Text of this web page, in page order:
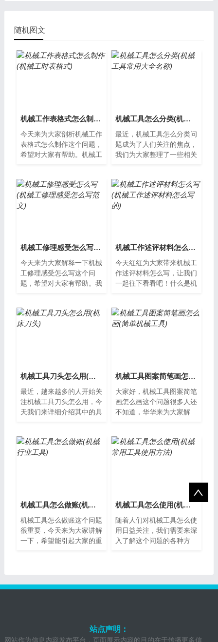
随机图文
机械工作表格式怎么制作(机械工时表格式)
今天来为大家剖析机械工作
表格式怎么制作这个问题，
希望对大家有帮助。机械工
要的一种文...
机械工具怎么分类(机械工具常用大全名称)
最近，机械工具怎么分类问
题成为了人们关注的焦点，
我们为大家整理了一些相关
机械工具的...
机械工修理感受怎么写(机械工修理感受怎么写范文)
今天来为大家解释一下机械
工修理感受怎么写这个问
题，希望对大家有帮助。我
维修和故障排...
机械工作述评材料怎么写(机械工作述评材料怎么写的)
今天红红为大家带来机械工
作述评材料怎么写，让我们
一起往下看看吧！什么是机
械工作表现...
机械工具刀头怎么用(机床刀头)
最近，越来越多的人开始关
注机械工具刀头怎么用，今
天我们来详细介绍其中的具
于加工金属...
机械工具图案简笔画怎么画(简单机械工具)
大家好，机械工具图案简笔
画怎么画这个问题很多人还
不知道，华华来为大家解
机械工具是我...
机械工具怎么做账(机械行业工具)
机械工具怎么做账这个问题
很重要，今天来为大家讲解
一下，希望能引起大家的重
机械工具怎么使用(机械常用工具使用方法)
随着人们对机械工具怎么使
用日益关注，我们需要来深
入了解这个问题的各种方
站点声明：
网站作为信息内容发布平台，页面展示内容的目的在于传播更多信